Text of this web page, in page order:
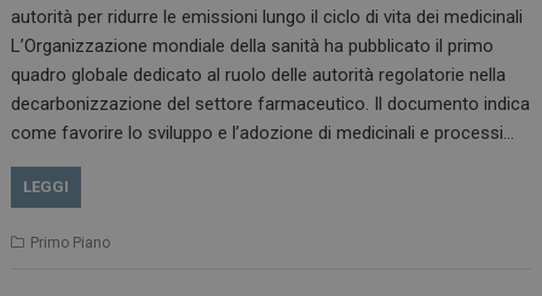
autorità per ridurre le emissioni lungo il ciclo di vita dei medicinali
L’Organizzazione mondiale della sanità ha pubblicato il primo
quadro globale dedicato al ruolo delle autorità regolatorie nella
decarbonizzazione del settore farmaceutico. Il documento indica
come favorire lo sviluppo e l’adozione di medicinali e processi…
LEGGI
Primo Piano
www.dailyhealthindustry.it